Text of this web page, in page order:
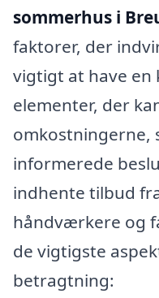
sommerhus i
faktorer, der
vigtigt at have en
elementer, der
omkostningerne,
informerede
indhente tilbud
håndværkere og
de vigtigste
betragtning: